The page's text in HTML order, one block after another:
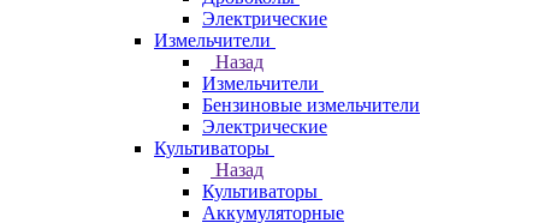
Электрические
Измельчители
Назад
Измельчители
Бензиновые измельчители
Электрические
Культиваторы
Назад
Культиваторы
Аккумуляторные